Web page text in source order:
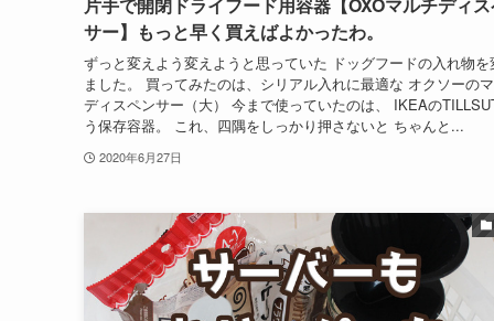
サー】もっと早く買えばよかったわ。
ずっと変えよう変えようと思っていた ドッグフードの入れ物を
ました。 買ってみたのは、シリアル入れに最適な オクソーの
ディスペンサー（大） 今まで使っていたのは、 IKEAの
う保存容器。 これ、四隅をしっかり押さないと ちゃんと...
2020年6月27日